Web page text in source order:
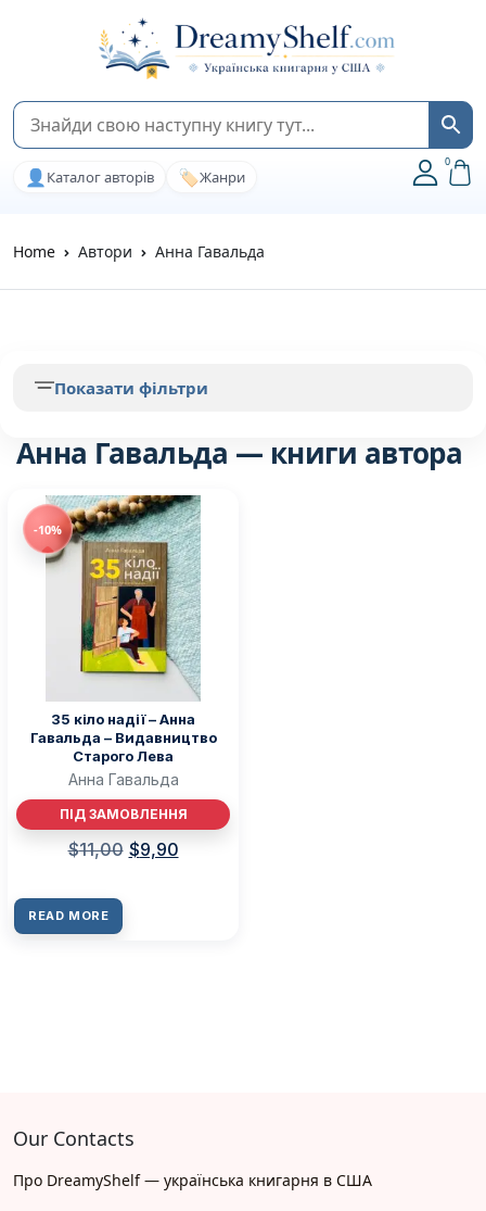
👤 Каталог авторів 🏷️Жанри
0
Home Автори Анна Гавальда
Анна Гавальда — книги автора
-10%
35 кіло надії – Анна
Гавальда – Видавництво
Старого Лева
Анна Гавальда
ПІД ЗАМОВЛЕННЯ
$11,00 $9,90
READ MORE
Показати фільтри
Our Contacts
Про DreamyShelf — українська книгарня в США